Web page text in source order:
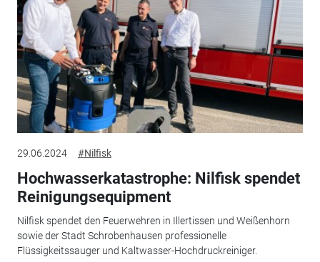
29.06.2024 #Nilfisk
Hochwasserkatastrophe: Nilfisk spendet
Reinigungsequipment
Nilfisk spendet den Feuerwehren in Illertissen und Weißenhorn
sowie der Stadt Schrobenhausen professionelle
Flüssigkeitssauger und Kaltwasser-Hochdruckreiniger.